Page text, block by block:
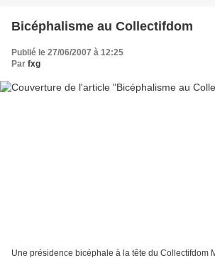
Bicéphalisme au Collectifdom
Publié le 27/06/2007 à 12:25
Par fxg
Une présidence bicéphale à la tête du Collectifdom